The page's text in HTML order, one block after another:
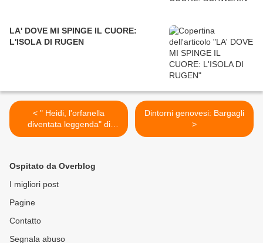
LA' DOVE MI SPINGE IL CUORE:
L'ISOLA DI RUGEN
< " Heidi, l'orfanella
diventata leggenda" di
Ghania Adamo
Dintorni genovesi: Bargagli
>
Ospitato da Overblog
I migliori post
Pagine
Contatto
Segnala abuso